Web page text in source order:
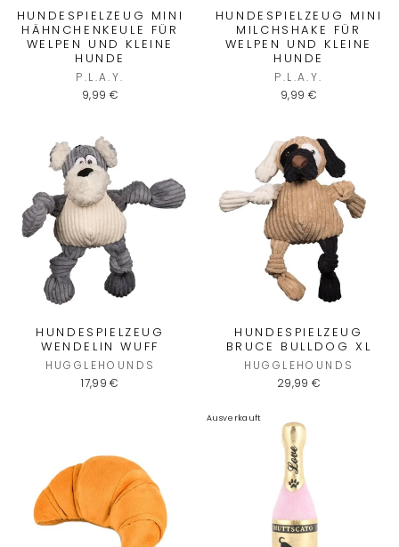
HUNDESPIELZEUG MINI
HÄHNCHENKEULE FÜR
WELPEN UND KLEINE
HUNDE
P.L.A.Y.
9,99 €
HUNDESPIELZEUG MINI
MILCHSHAKE FÜR
WELPEN UND KLEINE
HUNDE
P.L.A.Y.
9,99 €
HUNDESPIELZEUG
WENDELIN WUFF
HUGGLEHOUNDS
17,99 €
HUNDESPIELZEUG
BRUCE BULLDOG XL
HUGGLEHOUNDS
29,99 €
Ausverkauft